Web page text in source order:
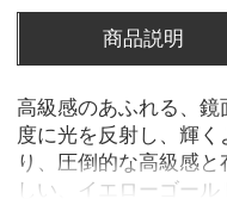
商品説明
高級感のあふれる、
度に光を反射し、輝
り、圧倒的な高級感
しい、イエローゴー